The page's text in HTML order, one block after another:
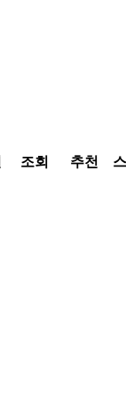
조회 추천